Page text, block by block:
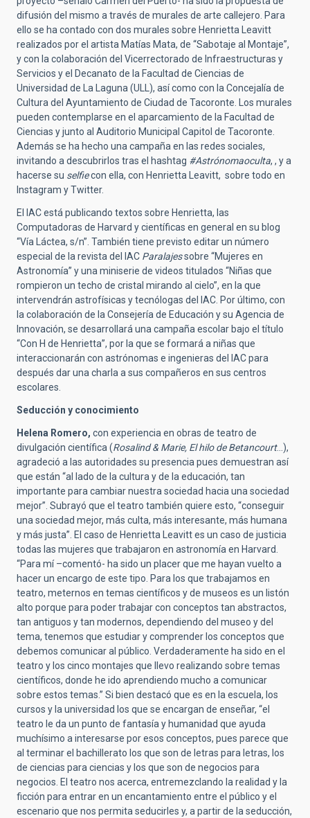
difusión del mismo a través de murales de arte callejero. Para
ello se ha contado con dos murales sobre Henrietta Leavitt
realizados por el artista Matías Mata, de “Sabotaje al Montaje”,
y con la colaboración del Vicerrectorado de Infraestructuras y
Servicios y el Decanato de la Facultad de Ciencias de
Universidad de La Laguna (ULL), así como con la Concejalía de
Cultura del Ayuntamiento de Ciudad de Tacoronte. Los murales
pueden contemplarse en el aparcamiento de la Facultad de
Ciencias y junto al Auditorio Municipal Capitol de Tacoronte.
Además se ha hecho una campaña en las redes sociales,
invitando a descubrirlos tras el hashtag #Astrónomaoculta, , y a
hacerse su selfiecon ella, con Henrietta Leavitt, sobre todo en
Instagram y Twitter.
El IAC está publicando textos sobre Henrietta, las
Computadoras de Harvard y científicas en general en su blog
“Vía Láctea, s/n”. También tiene previsto editar un número
especial de la revista del IAC Paralajessobre “Mujeres en
Astronomía” y una miniserie de videos titulados “Niñas que
rompieron un techo de cristal mirando al cielo”, en la que
intervendrán astrofísicas y tecnólogas del IAC. Por último, con
la colaboración de la Consejería de Educación y su Agencia de
Innovación, se desarrollará una campaña escolar bajo el título
“Con H de Henrietta”, por la que se formará a niñas que
interaccionarán con astrónomas e ingenieras del IAC para
después dar una charla a sus compañeros en sus centros
escolares.
Seducción y conocimiento
Helena Romero, con experiencia en obras de teatro de
divulgación científica (Rosalind & Marie, El hilo de Betancourt…),
agradeció a las autoridades su presencia pues demuestran así
que están “al lado de la cultura y de la educación, tan
importante para cambiar nuestra sociedad hacia una sociedad
mejor”. Subrayó que el teatro también quiere esto, “conseguir
una sociedad mejor, más culta, más interesante, más humana
y más justa”. El caso de Henrietta Leavitt es un caso de justicia
todas las mujeres que trabajaron en astronomía en Harvard.
“Para mí –comentó- ha sido un placer que me hayan vuelto a
hacer un encargo de este tipo. Para los que trabajamos en
teatro, meternos en temas científicos y de museos es un listón
alto porque para poder trabajar con conceptos tan abstractos,
tan antiguos y tan modernos, dependiendo del museo y del
tema, tenemos que estudiar y comprender los conceptos que
debemos comunicar al público. Verdaderamente ha sido en el
teatro y los cinco montajes que llevo realizando sobre temas
científicos, donde he ido aprendiendo mucho a comunicar
sobre estos temas.” Si bien destacó que es en la escuela, los
cursos y la universidad los que se encargan de enseñar, “el
teatro le da un punto de fantasía y humanidad que ayuda
muchísimo a interesarse por esos conceptos, pues parece que
al terminar el bachillerato los que son de letras para letras, los
de ciencias para ciencias y los que son de negocios para
negocios. El teatro nos acerca, entremezclando la realidad y la
ficción para entrar en un encantamiento entre el público y el
escenario que nos permita seducirles y, a partir de la seducción,